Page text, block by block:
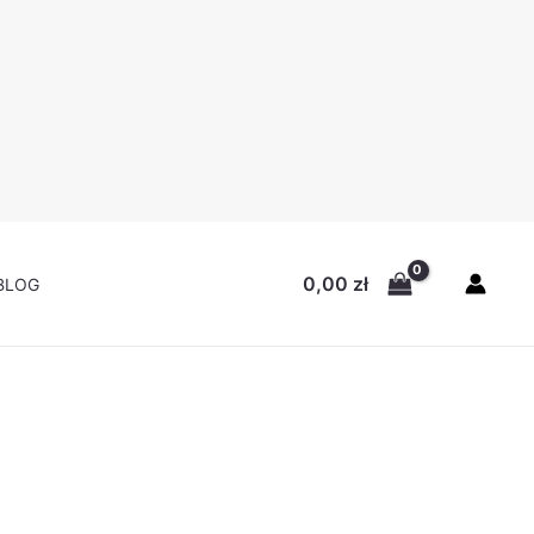
0,00 zł